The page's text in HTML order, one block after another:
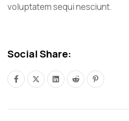
voluptatem sequi nesciunt.
Social Share: